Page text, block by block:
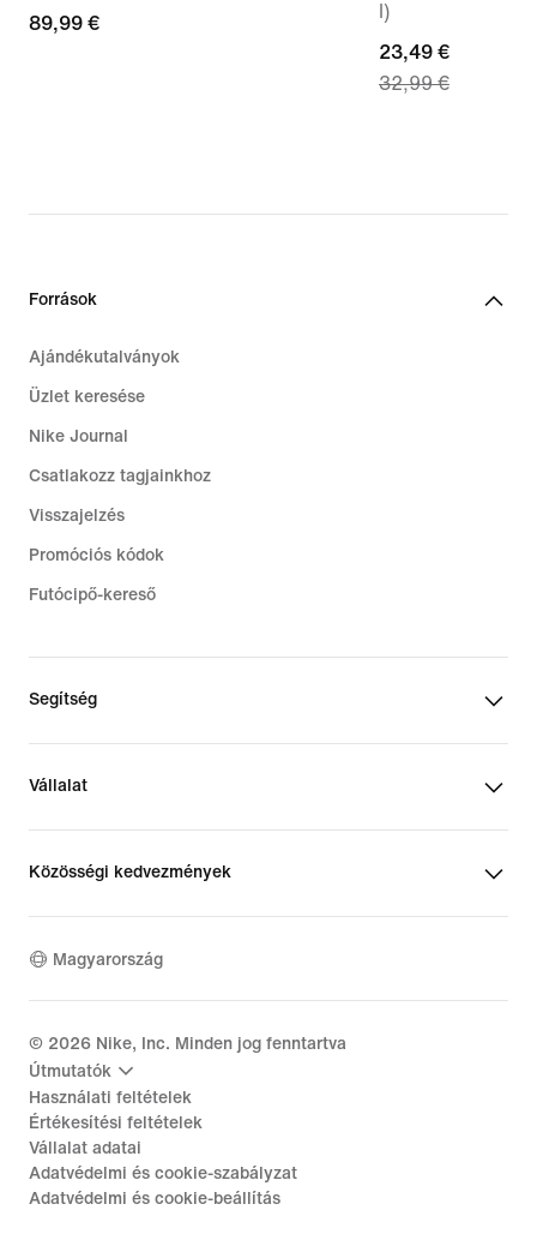
89,99
89,99 €
l)
current
price
price
23,49 €
32,99 €
Források
Ajándékutalványok
Üzlet keresése
Nike Journal
Csatlakozz tagjainkhoz
Visszajelzés
Promóciós kódok
Futócipő-kereső
Segítség
Vállalat
Közösségi kedvezmények
Magyarország
© 2026 Nike, Inc. Minden jog fenntartva
Útmutatók
Használati feltételek
Értékesítési feltételek
Vállalat adatai
Adatvédelmi és cookie-szabályzat
Adatvédelmi és cookie-beállítás